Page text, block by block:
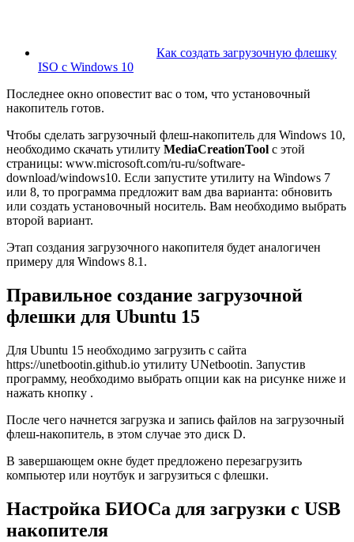
Как создать загрузочную флешку
ISO с Windows 10
Последнее окно оповестит вас о том, что установочный
накопитель готов.
Чтобы сделать загрузочный флеш-накопитель для Windows 10,
необходимо скачать утилиту MediaCreationTool с этой
страницы: www.microsoft.com/ru-ru/software-
download/windows10. Если запустите утилиту на Windows 7
или 8, то программа предложит вам два варианта: обновить
или создать установочный носитель. Вам необходимо выбрать
второй вариант.
Этап создания загрузочного накопителя будет аналогичен
примеру для Windows 8.1.
Правильное создание загрузочной
флешки для Ubuntu 15
Для Ubuntu 15 необходимо загрузить с сайта
https://unetbootin.github.io утилиту UNetbootin. Запустив
программу, необходимо выбрать опции как на рисунке ниже и
нажать кнопку .
После чего начнется загрузка и запись файлов на загрузочный
флеш-накопитель, в этом случае это диск D.
В завершающем окне будет предложено перезагрузить
компьютер или ноутбук и загрузиться с флешки.
Настройка БИОСа для загрузки с USB
накопителя